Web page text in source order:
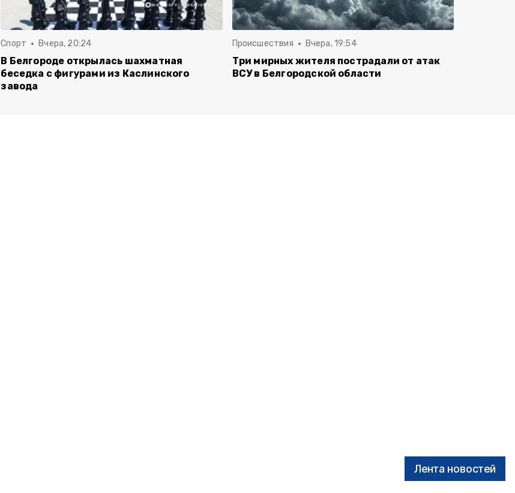
Лента новостей
Спорт Вчера, 20:24
В Белгороде открылась шахматная
беседка с фигурами из Каслинского
завода
Происшествия Вчера, 19:54
Три мирных жителя пострадали от атак
ВСУ в Белгородской области